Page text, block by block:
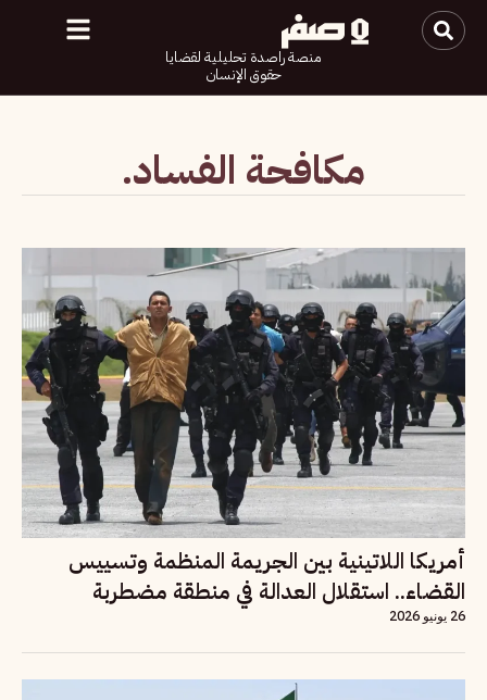
منصة راصدة تحليلية لقضايا
حقوق الإنسان
مكافحة الفساد.
أمريكا اللاتينية بين الجريمة المنظمة وتسييس
القضاء.. استقلال العدالة في منطقة مضطربة
26 يونيو 2026